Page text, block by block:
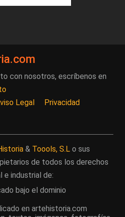
con nosotros, escríbenos en
Legal Privacidad
& Toools, S.L o sus
de todos los derechos
e industrial de:
bajo el dominio
en artehistoria.com